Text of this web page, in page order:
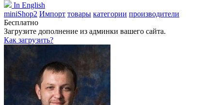
In English
miniShop2 Импорт товары категории производители
Бесплатно
Загрузите дополнение из админки вашего сайта.
Как загрузить?